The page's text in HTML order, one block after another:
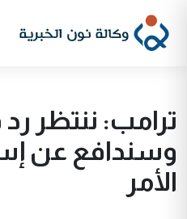
ترامب: ننتظر
وسندافع عن
الأمر